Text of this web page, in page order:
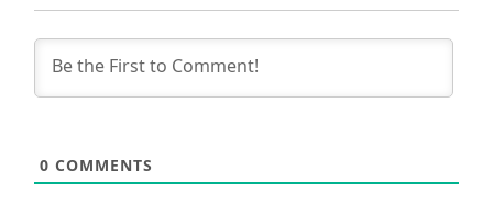
0 COMMENTS